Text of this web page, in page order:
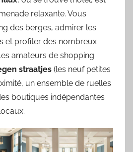
relaxante. Vous
des berges, admirer les
et profiter des nombreux
amateurs de shopping
straatjes (les neuf petites
un ensemble de ruelles
boutiques indépendantes